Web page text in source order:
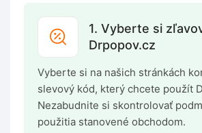
1. Vyberte si
Drpopov.cz
Vyberte si na našich stránkách
slevový kód, který chcete použít
Nezabudnite si skontrolovať
použitia stanovené obchodom.